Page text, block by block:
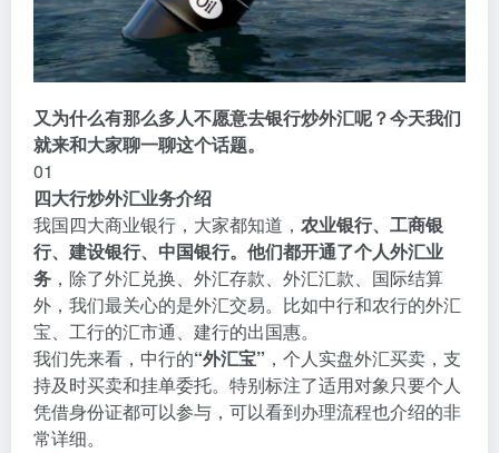
又为什么有那么多人不愿意去银行炒外汇呢？今天我们
就来和大家聊一聊这个话题。
01
四大行炒外汇业务介绍
我国四大商业银行，大家都知道， 农业银行、工商银
行、建设银行、中国银行。他们都开通了个人外汇业
务 ，除了外汇兑换、外汇存款、外汇汇款、国际结算
外，我们最关心的是外汇交易。比如中行和农行的外汇
宝、工行的汇市通、建行的出国惠。
我们先来看，中行的“外汇宝” ，个人实盘外汇买卖，支
持及时买卖和挂单委托。特别标注了适用对象只要个人
凭借身份证都可以参与，可以看到办理流程也介绍的非
常详细。